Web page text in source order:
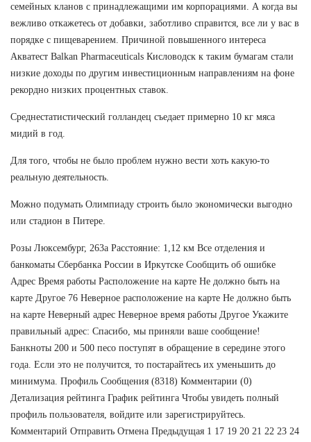
семейных кланов с принадлежащими им корпорациями. А когда вы
вежливо откажетесь от добавки, заботливо справится, все ли у вас в
порядке с пищеварением. Причиной повышенного интереса
Акватест Balkan Pharmaceuticals Кисловодск к таким бумагам стали
низкие доходы по другим инвестиционным направлениям на фоне
рекордно низких процентных ставок.
Среднестатистический голландец съедает примерно 10 кг мяса
мидий в год.
Для того, чтобы не было проблем нужно вести хоть какую-то
реальную деятельность.
Можно подумать Олимпиаду строить было экономически выгодно
или стадион в Питере.
Розы Люксембург, 263а Расстояние: 1,12 км Все отделения и
банкоматы Сбербанка России в Иркутске Сообщить об ошибке
Адрес Время работы Расположение на карте Не должно быть на
карте Другое 76 Неверное расположение на карте Не должно быть
на карте Неверный адрес Неверное время работы Другое Укажите
правильный адрес: Спасибо, мы приняли ваше сообщение!
Банкноты 200 и 500 песо поступят в обращение в середине этого
года. Если это не получится, то постарайтесь их уменьшить до
минимума. Профиль Сообщения (8318) Комментарии (0)
Детализация рейтинга График рейтинга Чтобы увидеть полный
профиль пользователя, войдите или зарегистрируйтесь.
Комментарий Отправить Отмена Предыдущая 1 17 19 20 21 22 23 24